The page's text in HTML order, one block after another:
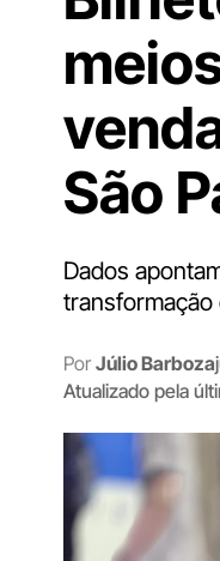
São
Dados
Por Júlio Barboza
Atualizado pela